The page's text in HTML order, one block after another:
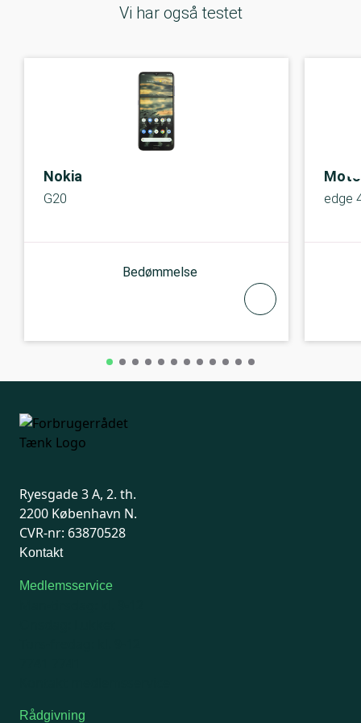
Vi har også testet
Nokia
G20
Bedømmelse
edge
Ryesgade 3 A, 2. th.
2200 København N.
CVR-nr: 63870528
Kontakt
Medlemsservice
Rådgivning